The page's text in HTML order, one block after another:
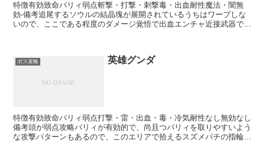
特徴有効致命パリィ弱点斬撃・打撃・刺撃毒・出血耐性魔法・闇無
効-備考追尾するソウルの結晶塊が展開されているうちはワープしな
いので、ここである程度のダメージ覚悟で出血エンチャ近接武器でご
ボス攻略 英雄グンダ
特徴有効致命パリィ弱点打撃・雷・出血・毒・冷気耐性なし無効なし
備考頭が弱点攻略パリィが有効的で、尚且つパリィを取りやすいよう
な攻撃パターンもあるので、このエリアで拾えるスズメバチの指輪を